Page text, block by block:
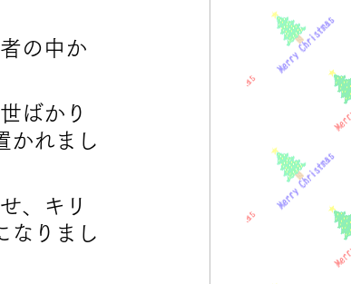
の中か
ばかり
かれまし
、キリ
なりまし